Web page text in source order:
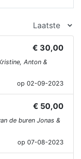
€ 30,00
Anton &
op 02-09-2023
€ 50,00
de buren Jonas &
op 07-08-2023